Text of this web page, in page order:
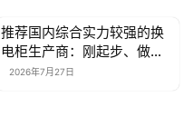
新闻资讯
推荐国内综合实力较强的换
电柜生产商：刚起步、做规
模、搞技术升级三种需求分
2026年7月27日